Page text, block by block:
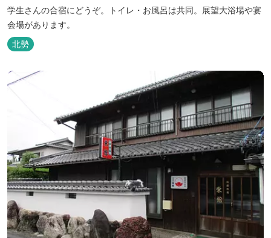
学生さんの合宿にどうぞ。トイレ・お風呂は共同。展望大浴場や宴
会場があります。
北勢